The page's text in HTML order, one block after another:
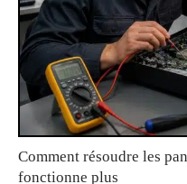
Comment résoudre les
fonctionne plus